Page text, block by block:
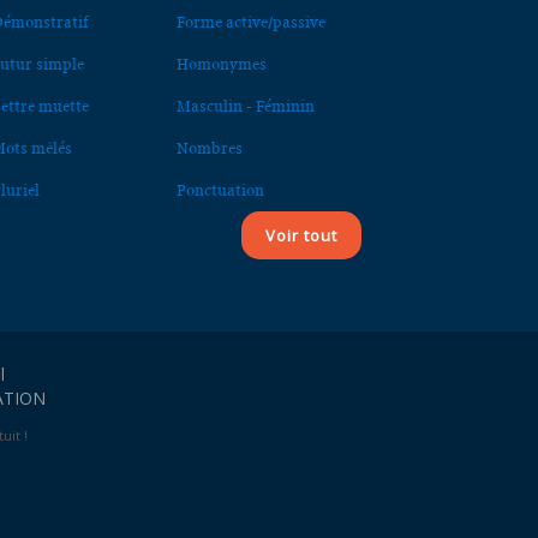
Forme active/passive
simple Homonymes
muette Masculin - Féminin
mêlés Nombres
Ponctuation
Voir tout
!